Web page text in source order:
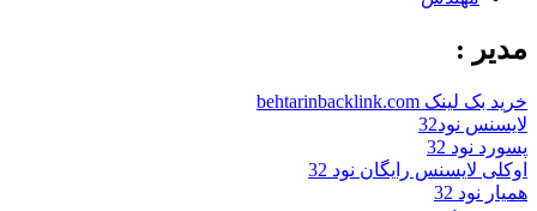
مدیر :
خرید بک لینک behtarinbacklink.com
لایسنس نود32
پسورد نود 32
اوکلی لایسنس رایگان نود 32
همیار نود 32